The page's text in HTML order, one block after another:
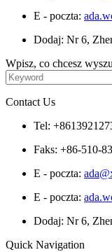
E - poczta:
Dodaj: Nr 6,
Wpisz, co chcesz
Contact Us
Tel:
Faks: +86-510-
E - poczta:
E - poczta:
Dodaj: Nr 6,
Quick Navigation